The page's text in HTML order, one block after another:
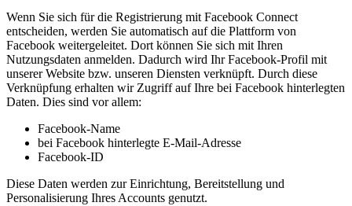
Wenn Sie sich für die Registrierung mit Facebook Connect
entscheiden, werden Sie automatisch auf die Plattform von
Facebook weitergeleitet. Dort können Sie sich mit Ihren
Nutzungsdaten anmelden. Dadurch wird Ihr Facebook-Profil mit
unserer Website bzw. unseren Diensten verknüpft. Durch diese
Verknüpfung erhalten wir Zugriff auf Ihre bei Facebook hinterlegten
Daten. Dies sind vor allem:
Facebook-Name
bei Facebook hinterlegte E-Mail-Adresse
Facebook-ID
Diese Daten werden zur Einrichtung, Bereitstellung und
Personalisierung Ihres Accounts genutzt.